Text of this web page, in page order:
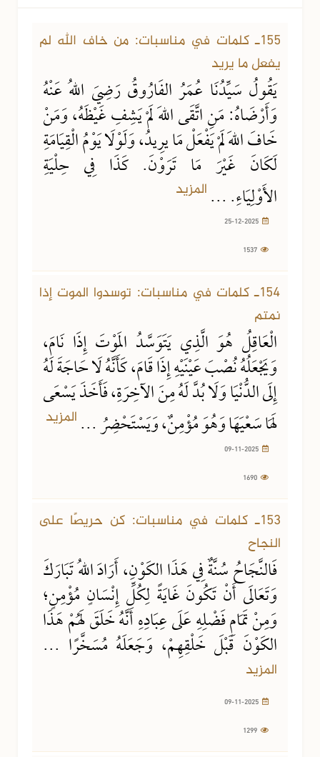
155ـ كلمات في مناسبات: من خاف الله لم
يفعل ما يريد
يَقُولُ سَيِّدُنَا عُمَرُ الفَارُوقُ رَضِيَ اللهُ عَنْهُ
وَأَرْضَاهُ: مَنِ اتَّقَى اللهَ لَمْ يَشِفِ غَيْظَهُ، وَمَنْ
خَافَ اللهَ لَمْ يَفْعَلْ مَا يرِيدُ، وَلَوْلَا يَوْمُ الْقِيَامَةِ
لَكَانَ غَيْرَ مَا تَرَوْنَ. كَذَا فِي حِلْيَةِ
الأَوْلِيَاءِ. ... المزيد
154ـ كلمات في مناسبات: توسدوا الموت إذا
نمتم
الْعَاقِلُ هُوَ الَّذِي يَتَوَسَّدُ المَوْتَ إِذَا نَامَ،
وَيَجْعَلُهُ نُصْبَ عَيْنَيْهِ إِذَا قَامَ، كَأَنَّهُ لَا حَاجَةَ لَهُ
إِلَى الدُّنْيَا وَلَا بُدَّ لَهُ مِنَ الآخِرَةِ، فَأَخَذَ يَسْعَى
لَهَا سَعْيَهَا وَهُوَ مُؤْمِنٌ، وَيَسْتَحْضِرُ ... المزيد
153ـ كلمات في مناسبات: كن حريصًا على
النجاح
فَالنَّجَاحُ سُنَّةٌ فِي هَذَا الكَوْنِ، أَرَادَ اللهُ تَبَارَكَ
وَتَعَالَى أَنْ تَكُونَ غَايَةً لِكُلِّ إِنْسَانٍ مُؤْمِنٍ؛
وَمِنْ تَمَامِ فَضْلِهِ عَلَى عِبَادِهِ أَنَّهُ خَلَقَ لَهُمْ هَذَا
الكَوْنَ قَبْلَ خَلْقِهِمْ، وَجَعَلَهُ مُسَخَّرًا ...
المزيد